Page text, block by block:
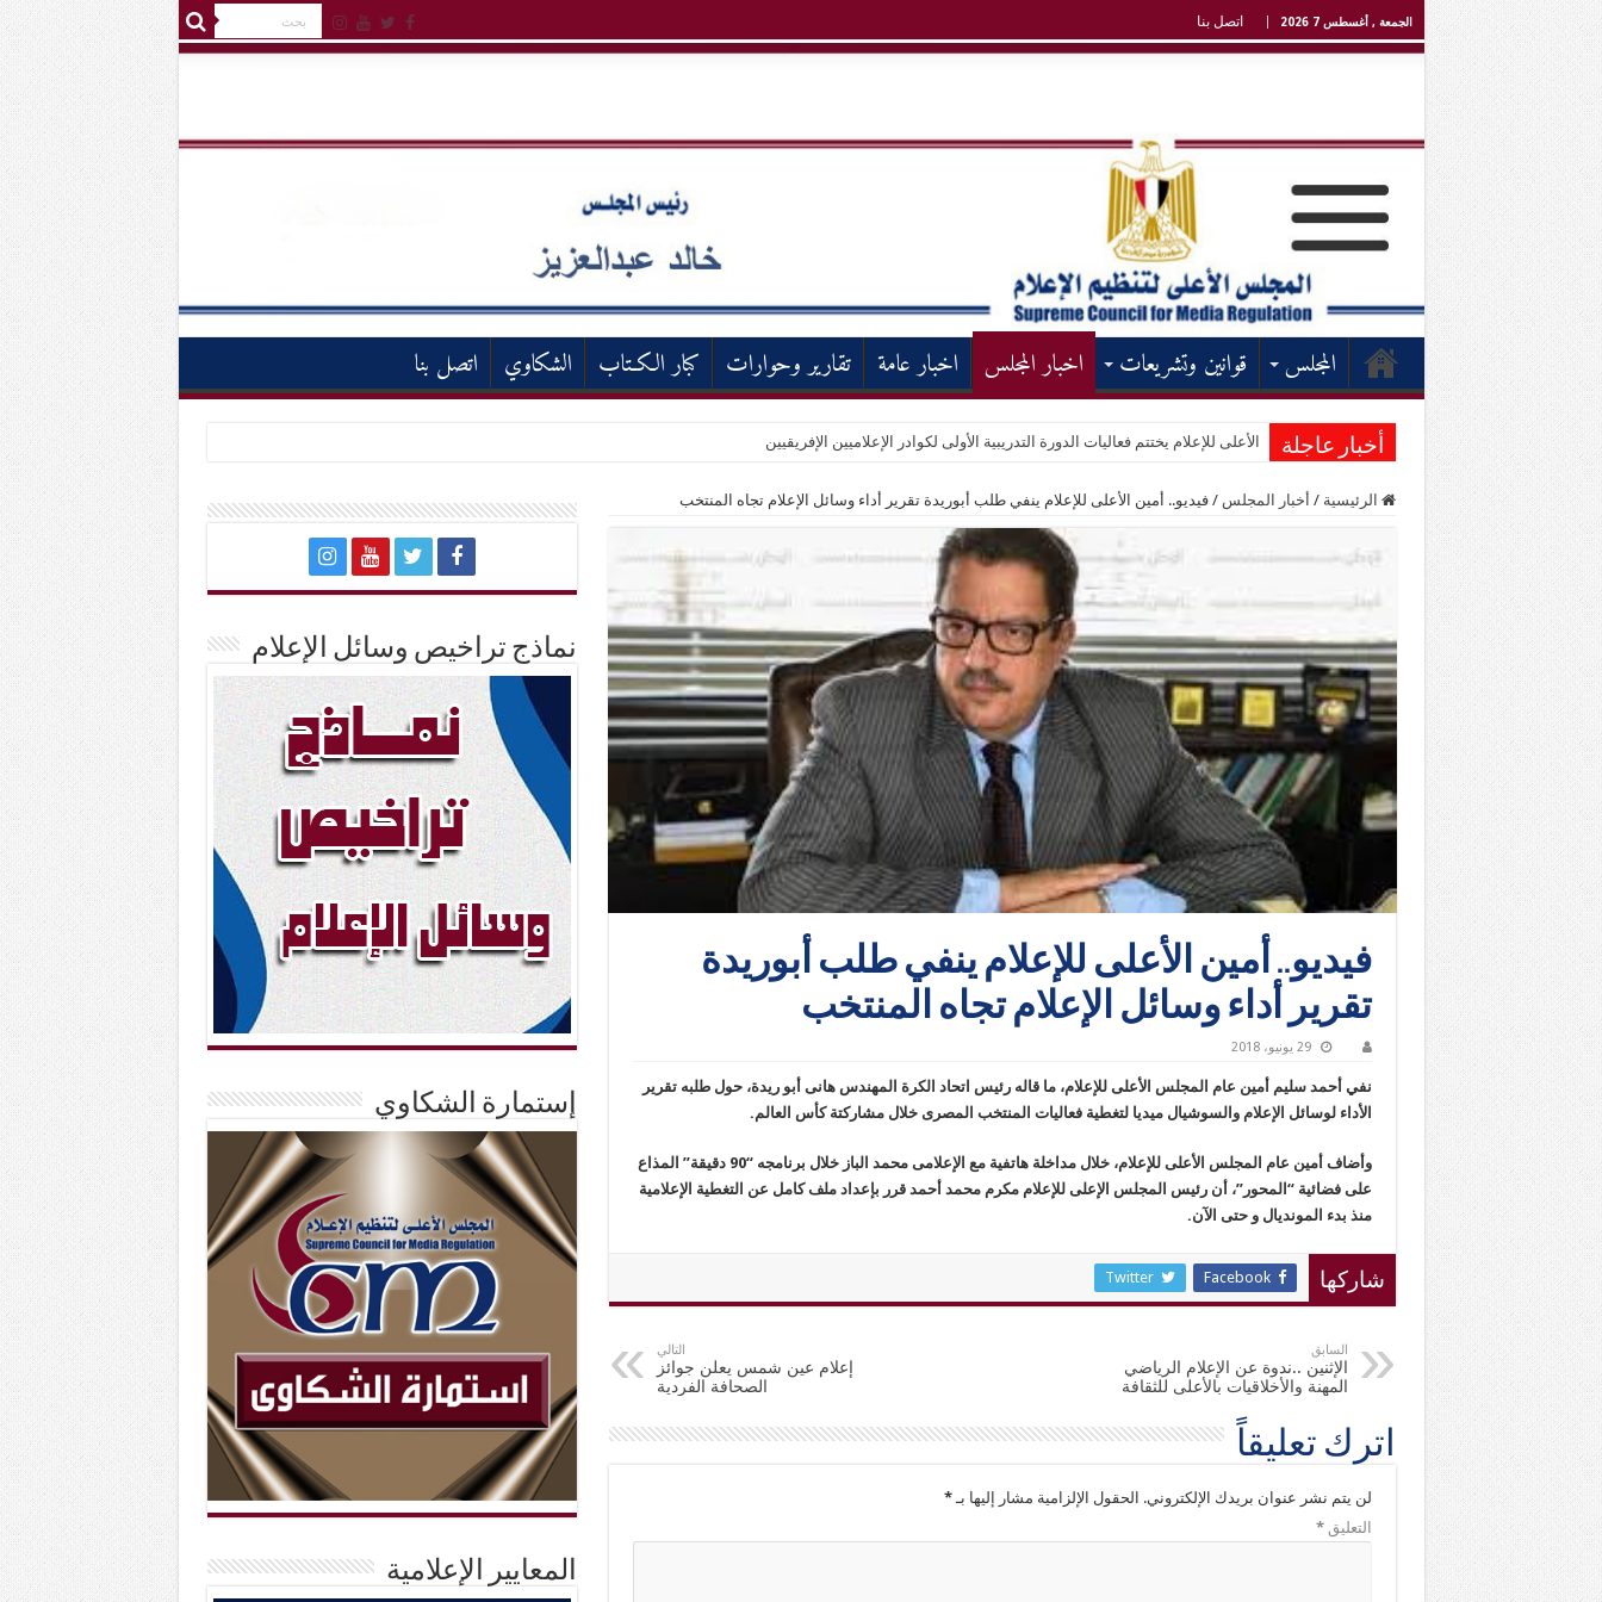
الجمعة , أغسطس 7 2026 اتصل بنا
المجلس قوانين وتشريعات اخبار المجلس اخبار عامة تقارير وحوارات كبار الكـتاب الشكاوي اتصل بنا
أخبار عاجلة الأعلى للإعلام يختتم فعاليات الدورة التدريبية الأولى لكوادر الإعلاميين الإفريقيين
الرئيسية / أخبار المجلس / فيديو.. أمين الأعلى للإعلام ينفي طلب أبوريدة تقرير أداء وسائل الإعلام تجاه المنتخب
فيديو.. أمين الأعلى للإعلام ينفي طلب أبوريدة
تقرير أداء وسائل الإعلام تجاه المنتخب
29 يونيو، 2018
نفي أحمد سليم أمين عام المجلس الأعلى للإعلام، ما قاله رئيس اتحاد الكرة المهندس هانى أبو ريدة، حول طلبه تقرير
الأداء لوسائل الإعلام والسوشيال ميديا لتغطية فعاليات المنتخب المصرى خلال مشاركتة كأس العالم.
وأضاف أمين عام المجلس الأعلى للإعلام، خلال مداخلة هاتفية مع الإعلامى محمد الباز خلال برنامجه “90 دقيقة” المذاع
على فضائية “المحور”، أن رئيس المجلس الإعلى للإعلام مكرم محمد أحمد قرر بإعداد ملف كامل عن التغطية الإعلامية
منذ بدء المونديال و حتى الآن.
شاركها Facebook
Twitter
السابق
الإثنين ..ندوة عن الإعلام الرياضي
المهنة والأخلاقيات بالأعلى للثقافة
التالي
إعلام عين شمس يعلن جوائز
الصحافة الفردية
اترك تعليقاً
لن يتم نشر عنوان بريدك الإلكتروني. الحقول الإلزامية مشار إليها بـ*
التعليق*
نماذج تراخيص وسائل الإعلام
إستمارة الشكاوي
المعايير الإعلامية